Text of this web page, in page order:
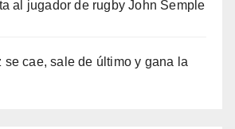
al jugador de rugby John Semple
se cae, sale de último y gana la